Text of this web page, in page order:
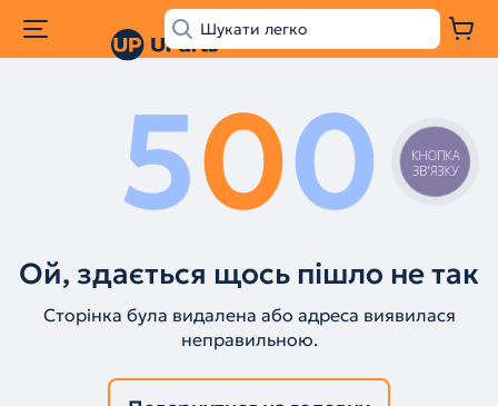
500
Ой, здається щось пішло не так
Сторінка була видалена або адреса виявилася
неправильною.
КНОПКА
ЗВ'ЯЗКУ